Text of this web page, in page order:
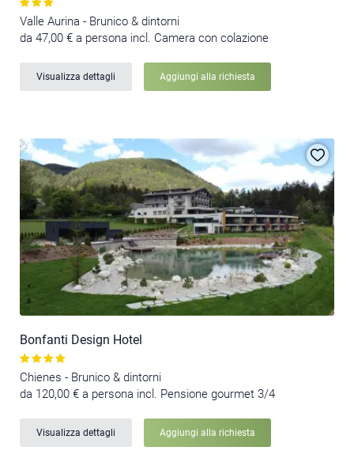
Valle Aurina - Brunico & dintorni
da 47,00 € a persona incl. Camera con colazione
Visualizza dettagli Aggiungi alla richiesta
Bonfanti Design Hotel
Chienes - Brunico & dintorni
da 120,00 € a persona incl. Pensione gourmet 3/4
Visualizza dettagli Aggiungi alla richiesta